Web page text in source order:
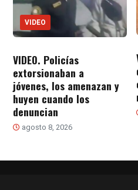
VIDEO
VIDEO. Policías
extorsionaban a
jóvenes, los amenazan y
huyen cuando los
denuncian
agosto 8, 2026